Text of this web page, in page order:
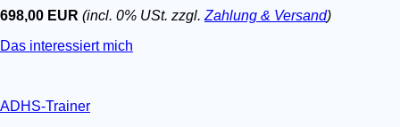
698,00 EUR (incl. 0% USt. zzgl. Zahlung & Versand)
Das interessiert mich
ADHS-Trainer